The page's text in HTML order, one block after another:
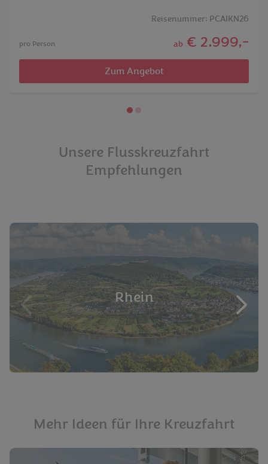
Reisenummer: PCAIKN26
pro Person ab € 2.999,-
Zum Angebot
Unsere Flusskreuzfahrt
Empfehlungen
Rhein
Mehr Ideen für Ihre Kreuzfahrt